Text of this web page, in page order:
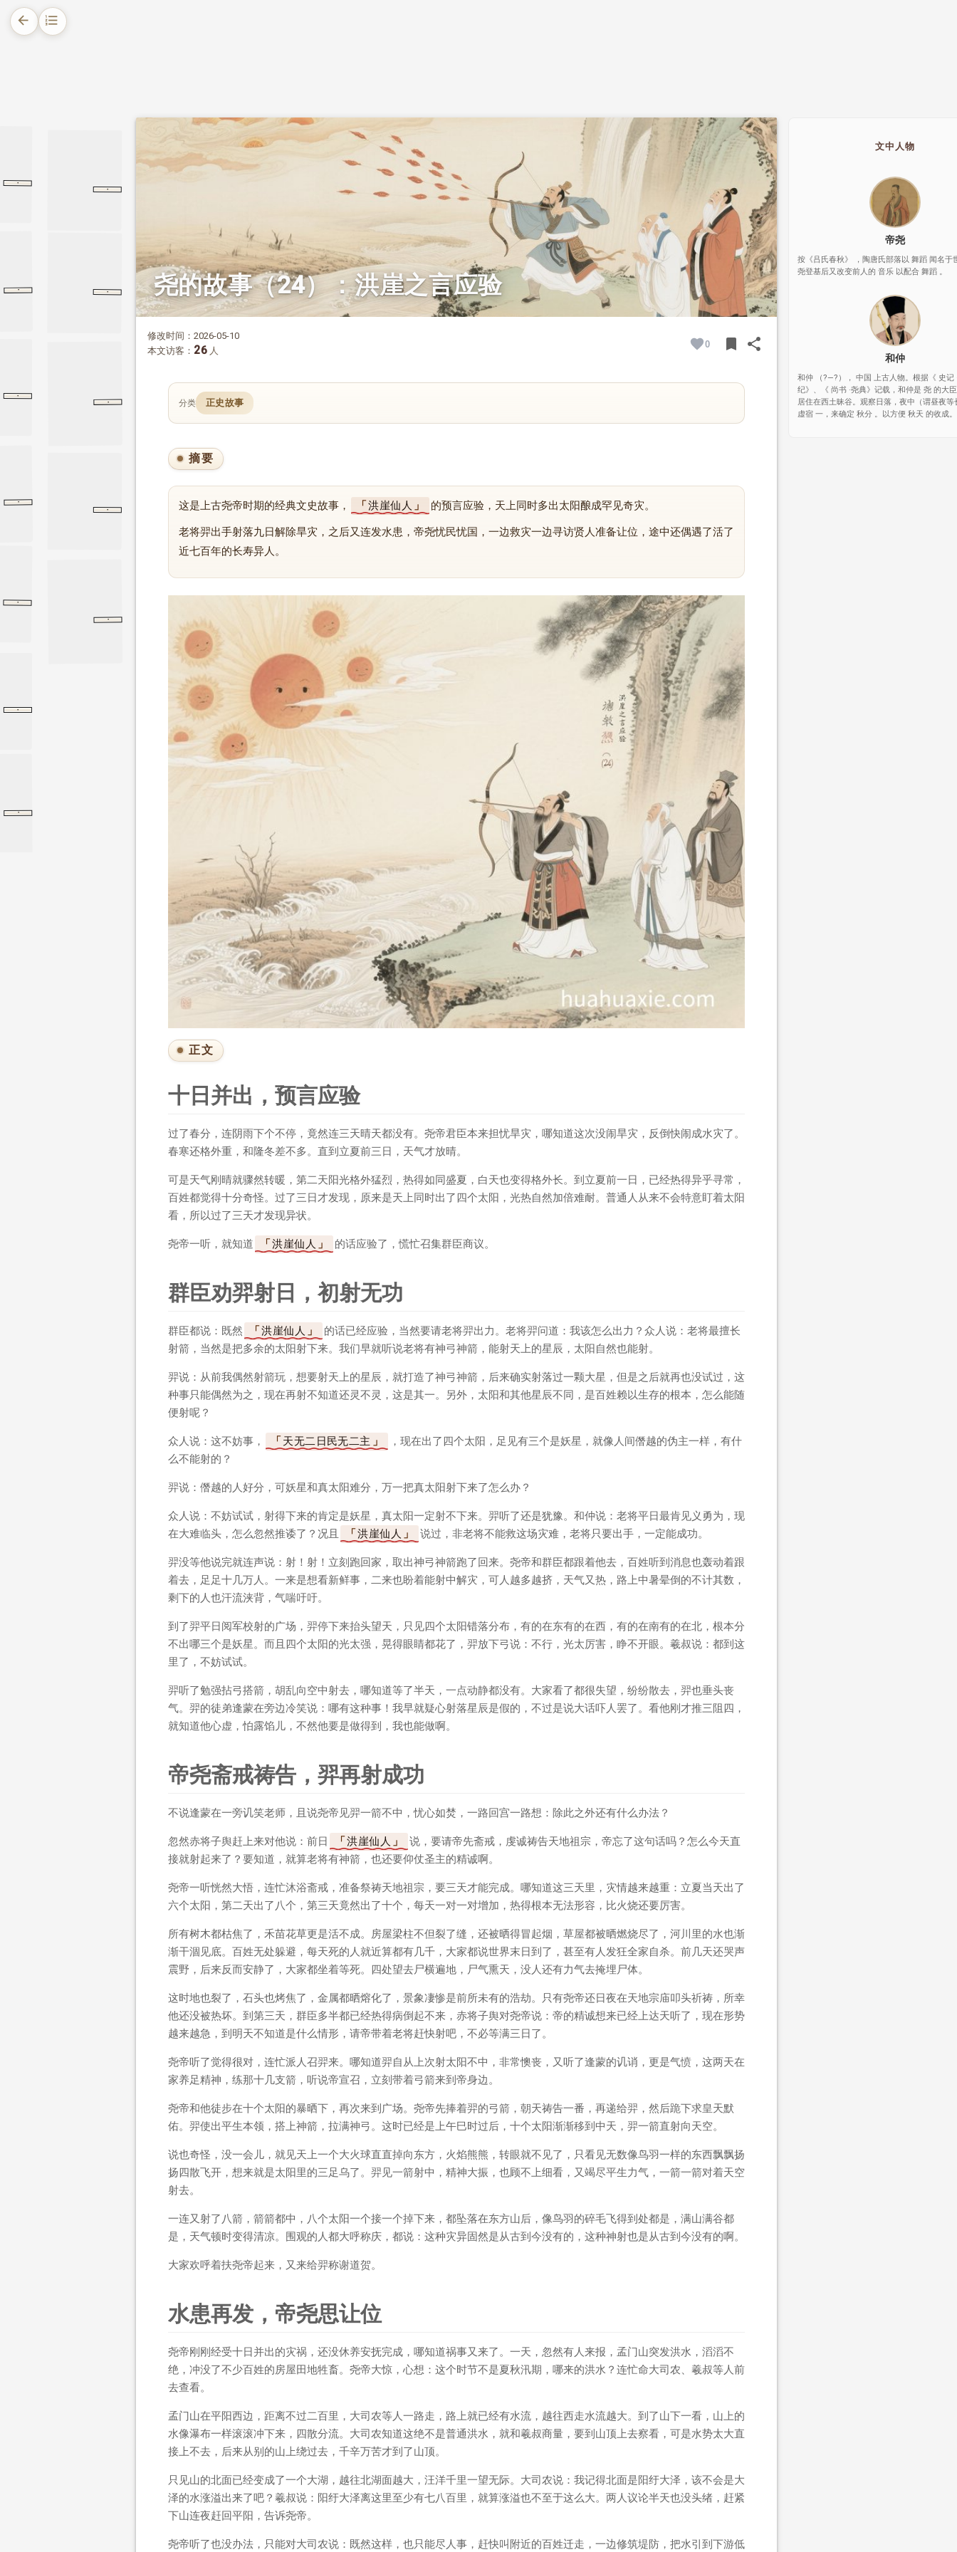
arrow_back format_list_numbered
十日并出，预言应验
得神兽獬豸，召皋陶遇疾
遣使求西王母，羿请命随行
佺
·
冥训
·
览冥训
子问
·
应
·
遥游
·
娄下
·
神训
淮南子
·
精神训
五帝本纪
·
五帝本纪
本经训
·
洪崖先生
·
洪崖先生
舜典
·
大荒西经
·
大荒西经
尧的故事（24）：洪崖之言应验
修改时间：2026-05-10
本文访客： 26 人
0 bookmarkBOOKMARK
shareSHARE
分类 正史故事
摘要
这是上古尧帝时期的经典文史故事， 洪崖仙人 的预言应验，天上同时多出太阳酿成罕见奇灾。
老将羿出手射落九日解除旱灾，之后又连发水患，帝尧忧民忧国，一边救灾一边寻访贤人准备让位，途中还偶遇了活了
近七百年的长寿异人。
正文
十日并出，预言应验
过了春分，连阴雨下个不停，竟然连三天晴天都没有。尧帝君臣本来担忧旱灾，哪知道这次没闹旱灾，反倒快闹成水灾了。
春寒还格外重，和隆冬差不多。直到立夏前三日，天气才放晴。
可是天气刚晴就骤然转暖，第二天阳光格外猛烈，热得如同盛夏，白天也变得格外长。到立夏前一日，已经热得异乎寻常，
百姓都觉得十分奇怪。过了三日才发现，原来是天上同时出了四个太阳，光热自然加倍难耐。普通人从来不会特意盯着太阳
看，所以过了三天才发现异状。
尧帝一听，就知道 洪崖仙人 的话应验了，慌忙召集群臣商议。
群臣劝羿射日，初射无功
群臣都说：既然 洪崖仙人
的话已经应验，当然要请老将羿出力。老将羿问道：我该怎么出力？众人说：老将最擅长
射箭，当然是把多余的太阳射下来。我们早就听说老将有神弓神箭，能射天上的星辰，太阳自然也能射。
羿说：从前我偶然射箭玩，想要射天上的星辰，就打造了神弓神箭，后来确实射落过一颗大星，但是之后就再也没试过，这
种事只能偶然为之，现在再射不知道还灵不灵，这是其一。另外，太阳和其他星辰不同，是百姓赖以生存的根本，怎么能随
便射呢？
众人说：这不妨事， 天无二日民无二主
，现在出了四个太阳，足见有三个是妖星，就像人间僭越的伪主一样，有什
么不能射的？
羿说：僭越的人好分，可妖星和真太阳难分，万一把真太阳射下来了怎么办？
众人说：不妨试试，射得下来的肯定是妖星，真太阳一定射不下来。羿听了还是犹豫。和仲说：老将平日最肯见义勇为，现
在大难临头，怎么忽然推诿了？况且
洪崖仙人 说过，非老将不能救这场灾难，老将只要出手，一定能成功。
羿没等他说完就连声说：射！射！立刻跑回家，取出神弓神箭跑了回来。尧帝和群臣都跟着他去，百姓听到消息也轰动着跟
着去，足足十几万人。一来是想看新鲜事，二来也盼着能射中解灾，可人越多越挤，天气又热，路上中暑晕倒的不计其数，
剩下的人也汗流浃背，气喘吁吁。
到了羿平日阅军校射的广场，羿停下来抬头望天，只见四个太阳错落分布，有的在东有的在西，有的在南有的在北，根本分
不出哪三个是妖星。而且四个太阳的光太强，晃得眼睛都花了，羿放下弓说：不行，光太厉害，睁不开眼。羲叔说：都到这
里了，不妨试试。
羿听了勉强拈弓搭箭，胡乱向空中射去，哪知道等了半天，一点动静都没有。大家看了都很失望，纷纷散去，羿也垂头丧
气。羿的徒弟逢蒙在旁边冷笑说：哪有这种事！我早就疑心射落星辰是假的，不过是说大话吓人罢了。看他刚才推三阻四，
就知道他心虚，怕露馅儿，不然他要是做得到，我也能做啊。
帝尧斋戒祷告，羿再射成功
不说逢蒙在一旁讥笑老师，且说尧帝见羿一箭不中，忧心如焚，一路回宫一路想：除此之外还有什么办法？
忽然赤将子舆赶上来对他说：前日 洪崖仙人
说，要请帝先斋戒，虔诚祷告天地祖宗，帝忘了这句话吗？怎么今天直
接就射起来了？要知道，就算老将有神箭，也还要仰仗圣主的精诚啊。
尧帝一听恍然大悟，连忙沐浴斋戒，准备祭祷天地祖宗，要三天才能完成。哪知道这三天里，灾情越来越重：立夏当天出了
六个太阳，第二天出了八个，第三天竟然出了十个，每天一对一对增加，热得根本无法形容，比火烧还要厉害。
所有树木都枯焦了，禾苗花草更是活不成。房屋梁柱不但裂了缝，还被晒得冒起烟，草屋都被晒燃烧尽了，河川里的水也渐
渐干涸见底。百姓无处躲避，每天死的人就近算都有几千，大家都说世界末日到了，甚至有人发狂全家自杀。前几天还哭声
震野，后来反而安静了，大家都坐着等死。四处望去尸横遍地，尸气熏天，没人还有力气去掩埋尸体。
这时地也裂了，石头也烤焦了，金属都晒熔化了，景象凄惨是前所未有的浩劫。只有尧帝还日夜在天地宗庙叩头祈祷，所幸
他还没被热坏。到第三天，群臣多半都已经热得病倒起不来，赤将子舆对尧帝说：帝的精诚想来已经上达天听了，现在形势
越来越急，到明天不知道是什么情形，请帝带着老将赶快射吧，不必等满三日了。
尧帝听了觉得很对，连忙派人召羿来。哪知道羿自从上次射太阳不中，非常懊丧，又听了逢蒙的讥诮，更是气愤，这两天在
家养足精神，练那十几支箭，听说帝宣召，立刻带着弓箭来到帝身边。
尧帝和他徒步在十个太阳的暴晒下，再次来到广场。尧帝先捧着羿的弓箭，朝天祷告一番，再递给羿，然后跪下求皇天默
佑。羿使出平生本领，搭上神箭，拉满神弓。这时已经是上午巳时过后，十个太阳渐渐移到中天，羿一箭直射向天空。
说也奇怪，没一会儿，就见天上一个大火球直直掉向东方，火焰熊熊，转眼就不见了，只看见无数像鸟羽一样的东西飘飘扬
扬四散飞开，想来就是太阳里的三足乌了。羿见一箭射中，精神大振，也顾不上细看，又竭尽平生力气，一箭一箭对着天空
射去。
一连又射了八箭，箭箭都中，八个太阳一个接一个掉下来，都坠落在东方山后，像鸟羽的碎毛飞得到处都是，满山满谷都
是，天气顿时变得清凉。围观的人都大呼称庆，都说：这种灾异固然是从古到今没有的，这种神射也是从古到今没有的啊。
大家欢呼着扶尧帝起来，又来给羿称谢道贺。
水患再发，帝尧思让位
尧帝刚刚经受十日并出的灾祸，还没休养安抚完成，哪知道祸事又来了。一天，忽然有人来报，孟门山突发洪水，滔滔不
绝，冲没了不少百姓的房屋田地牲畜。尧帝大惊，心想：这个时节不是夏秋汛期，哪来的洪水？连忙命大司农、羲叔等人前
去查看。
孟门山在平阳西边，距离不过二百里，大司农等人一路走，路上就已经有水流，越往西走水流越大。到了山下一看，山上的
水像瀑布一样滚滚冲下来，四散分流。大司农知道这绝不是普通洪水，就和羲叔商量，要到山顶上去察看，可是水势太大直
接上不去，后来从别的山上绕过去，千辛万苦才到了山顶。
只见山的北面已经变成了一个大湖，越往北湖面越大，汪洋千里一望无际。大司农说：我记得北面是阳纡大泽，该不会是大
泽的水涨溢出来了吧？羲叔说：阳纡大泽离这里至少有七八百里，就算涨溢也不至于这么大。两人议论半天也没头绪，赶紧
下山连夜赶回平阳，告诉尧帝。
尧帝听了也没办法，只能对大司农说：既然这样，也只能尽人事，赶快叫附近的百姓迁走，一边修筑堤防，把水引到下游低
文中人物
帝尧
按《吕氏春秋》 ，陶唐氏部落以 舞蹈 闻名于
尧登基后又改变前人的 音乐 以配合 舞蹈 。
和仲
和仲 （?—?）， 中国 上古人物。根据《 史记
纪》、《 尚书 ·尧典》记载，和仲是 尧 的大
居住在西土昧谷。观察日落，夜中（谓昼夜等
虚宿 一，来确定 秋分 。以方便 秋天 的收成。